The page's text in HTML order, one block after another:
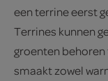
een terrine eerst
Terrines kunnen
groenten
smaakt zowel